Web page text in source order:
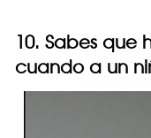
10. Sabes que
cuando a un